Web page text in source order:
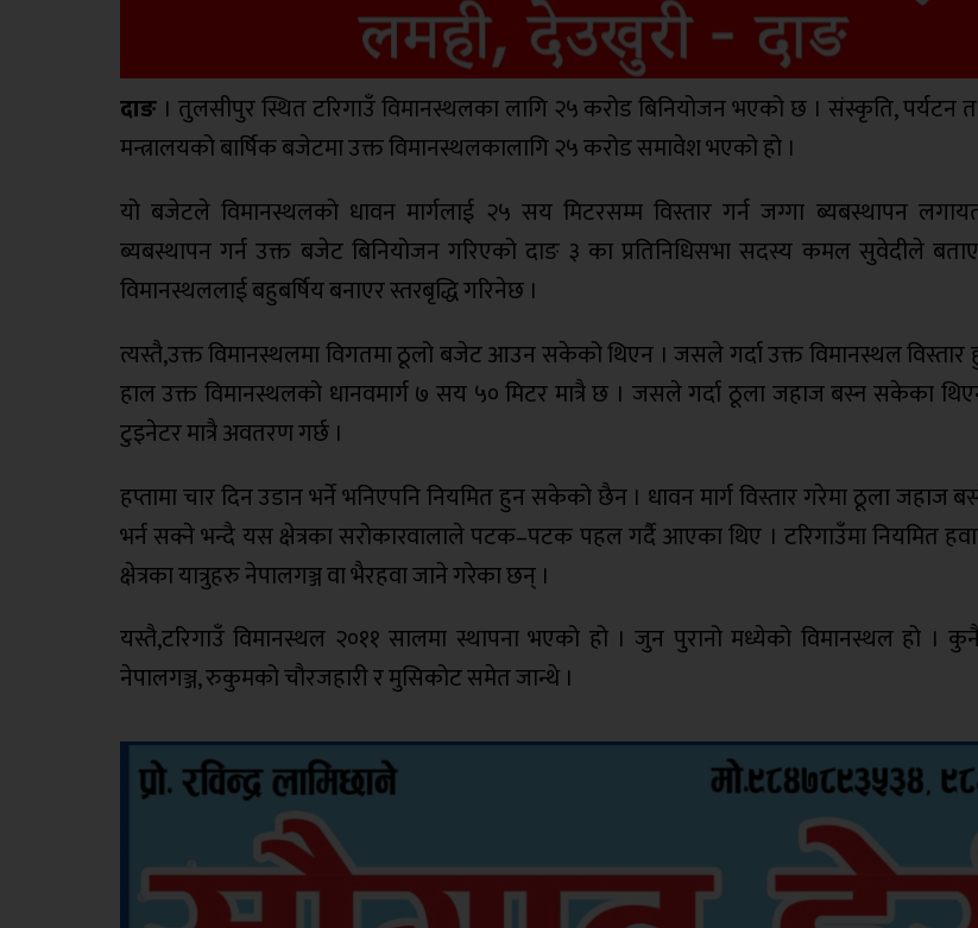
दाङ। तुलसीपुर स्थित टरिगाउँ विमानस्थलका लागि २५ करोड बिनियोजन भएको छ । संस्कृति, पर्यटन
मन्त्रालयको बार्षिक बजेटमा उक्त विमानस्थलकालागि २५ करोड समावेश भएको हो ।
यो बजेटले विमानस्थलको धावन मार्गलाई २५ सय मिटरसम्म विस्तार गर्न जग्गा ब्यबस्थापन
ब्यबस्थापन गर्न उक्त बजेट बिनियोजन गरिएको दाङ ३ का प्रतिनिधिसभा सदस्य कमल सुवेदीले
विमानस्थललाई बहुबर्षिय बनाएर स्तरबृद्धि गरिनेछ ।
त्यस्तै,उक्त विमानस्थलमा विगतमा ठूलो बजेट आउन सकेको थिएन । जसले गर्दा उक्त विमानस्थल
हाल उक्त विमानस्थलको धानवमार्ग ७ सय ५० मिटर मात्रै छ । जसले गर्दा ठूला जहाज बस्न सकेका
टुइनेटर मात्रै अवतरण गर्छ ।
हप्तामा चार दिन उडान भर्ने भनिएपनि नियमित हुन सकेको छैन । धावन मार्ग विस्तार गरेमा ठूला जहाज
भर्न सक्ने भन्दै यस क्षेत्रका सरोकारवालाले पटक–पटक पहल गर्दै आएका थिए । टरिगाउँमा नियमित
क्षेत्रका यात्रुहरु नेपालगञ्ज वा भैरहवा जाने गरेका छन् ।
यस्तै,टरिगाउँ विमानस्थल २०११ सालमा स्थापना भएको हो । जुन पुरानो मध्येको विमानस्थल हो ।
नेपालगञ्ज, रुकुमको चौरजहारी र मुसिकोट समेत जान्थे ।